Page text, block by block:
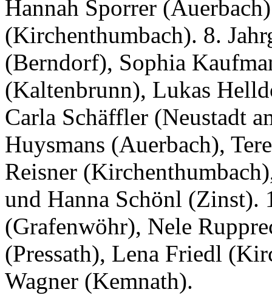
Hannah Sporrer
(Kirchenthumbach). 8.
(Berndorf), Sophia
(Kaltenbrunn), Lukas
Carla Schäffler (Neustadt
Huysmans (Auerbach),
Reisner
und Hanna Schönl (Zinst).
(Grafenwöhr), Nele
(Pressath), Lena Friedl
Wagner (Kemnath).